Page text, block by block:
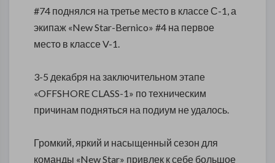
#74 поднялся на третье место в классе С-1, а
экипаж «New Star-Bernico» #4 на первое
место в классе V-1.
3-5 декабря на заключительном этапе
«OFFSHORE CLASS-1» по техническим
причинам подняться на подиум не удалось.
Громкий, яркий и насыщенный сезон для
команды «New Star» привлек к себе большое